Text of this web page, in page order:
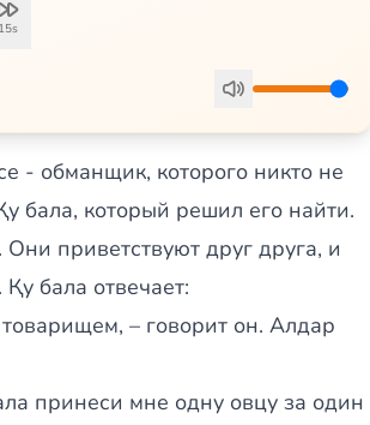
15s
- обманщик, которого никто не
бала, который решил его найти.
приветствуют друг друга, и
бала отвечает:
– говорит он. Алдар
принеси мне одну овцу за один